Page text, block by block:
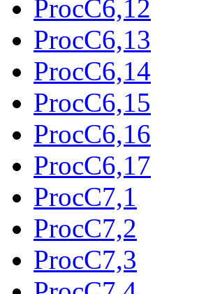
ProcC6,12
ProcC6,13
ProcC6,14
ProcC6,15
ProcC6,16
ProcC6,17
ProcC7,1
ProcC7,2
ProcC7,3